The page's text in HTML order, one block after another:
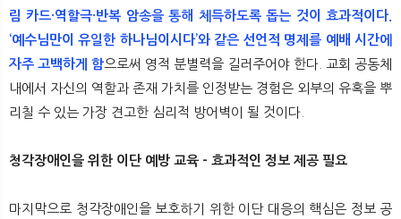
림 카드·역할극·반복 암송을 통해 체득하도록 돕는 것이 효과적이다.
‘예수님만이 유일한 하나님이시다’와 같은 선언적 명제를 예배 시간에
자주 고백하게 함으로써 영적 분별력을 길러주어야 한다. 교회 공동체
내에서 자신의 역할과 존재 가치를 인정받는 경험은 외부의 유혹을 뿌
리칠 수 있는 가장 견고한 심리적 방어벽이 될 것이다.
청각장애인을 위한 이단 예방 교육 - 효과적인 정보 제공 필요
마지막으로 청각장애인을 보호하기 위한 이단 대응의 핵심은 정보 공